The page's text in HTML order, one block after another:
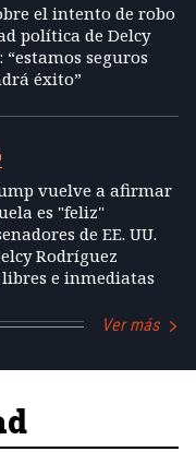
el intento de robo
política de Delcy
“estamos seguros
éxito”
vuelve a afirmar
es "feliz"
de EE. UU.
Rodríguez
libres e inmediatas
Ver más